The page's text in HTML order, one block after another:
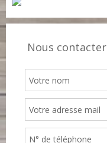
Nous contacter